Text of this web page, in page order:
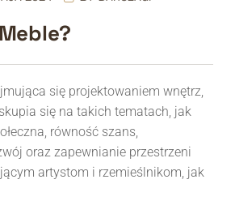
się projektowaniem wnętrz,
się na takich tematach, jak
równość szans,
oraz zapewnianie przestrzeni
artystom i rzemieślnikom, jak